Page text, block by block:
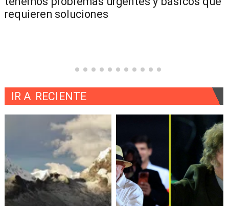
requieren soluciones
IR A RECIENTE